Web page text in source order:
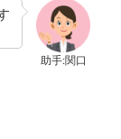
助手:関口